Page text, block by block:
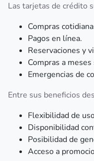
Las tarjetas de crédito
Compras
Pagos en línea.
Reservaciones y
Compras a
Emergencias de
Entre sus beneficios
Flexibilidad de
Disponibilidad
Posibilidad de
Acceso a